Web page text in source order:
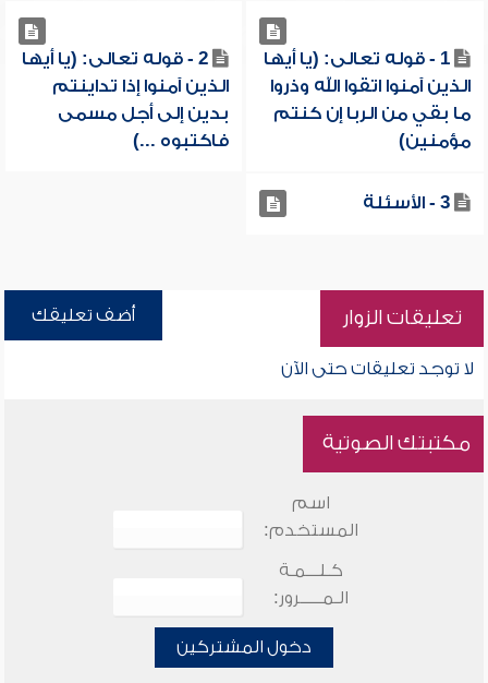
1 - قوله تعالى: (يا أيها
الذين آمنوا اتقوا الله وذروا
ما بقي من الربا إن كنتم
مؤمنين)
2 - قوله تعالى: (يا أيها
الذين آمنوا إذا تداينتم
بدين إلى أجل مسمى
فاكتبوه ...)
3 - الأسئلة
تعليقات الزوار أضف تعليقك
لا توجد تعليقات حتى الآن
مكتبتك الصوتية
اسم
المستخدم:
كـلـــمـة
الـمـــــرور:
دخول المشتركين